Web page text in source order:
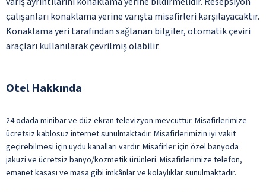
çalışanları konaklama yerine varışta misafirleri karşılayacaktır.
Konaklama yeri tarafından sağlanan bilgiler, otomatik çeviri
araçları kullanılarak çevrilmiş olabilir.
Otel Hakkında
24 odada minibar ve düz ekran televizyon mevcuttur. Misafirlerimize
ücretsiz kablosuz internet sunulmaktadır. Misafirlerimizin iyi vakit
geçirebilmesi için uydu kanalları vardır. Misafirler için özel banyoda
jakuzi ve ücretsiz banyo/kozmetik ürünleri. Misafirlerimize telefon,
emanet kasası ve masa gibi imkânlar ve kolaylıklar sunulmaktadır.